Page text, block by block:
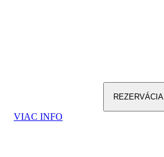
REZERVÁCIA
VIAC INFO